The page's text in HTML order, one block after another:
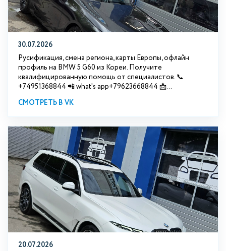
30.07.2026
Русификация, смена региона, карты Европы, офлайн
профиль на BMW 5 G60 из Кореи. Получите
квалифицированную помощь от специалистов. 📞
+74951368844 📲 what's app+79623668844 📩...
СМОТРЕТЬ В VK
20.07.2026